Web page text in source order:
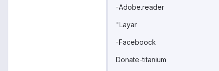
-Adobe.reader
"Layar
-Faceboock
Donate-titanium